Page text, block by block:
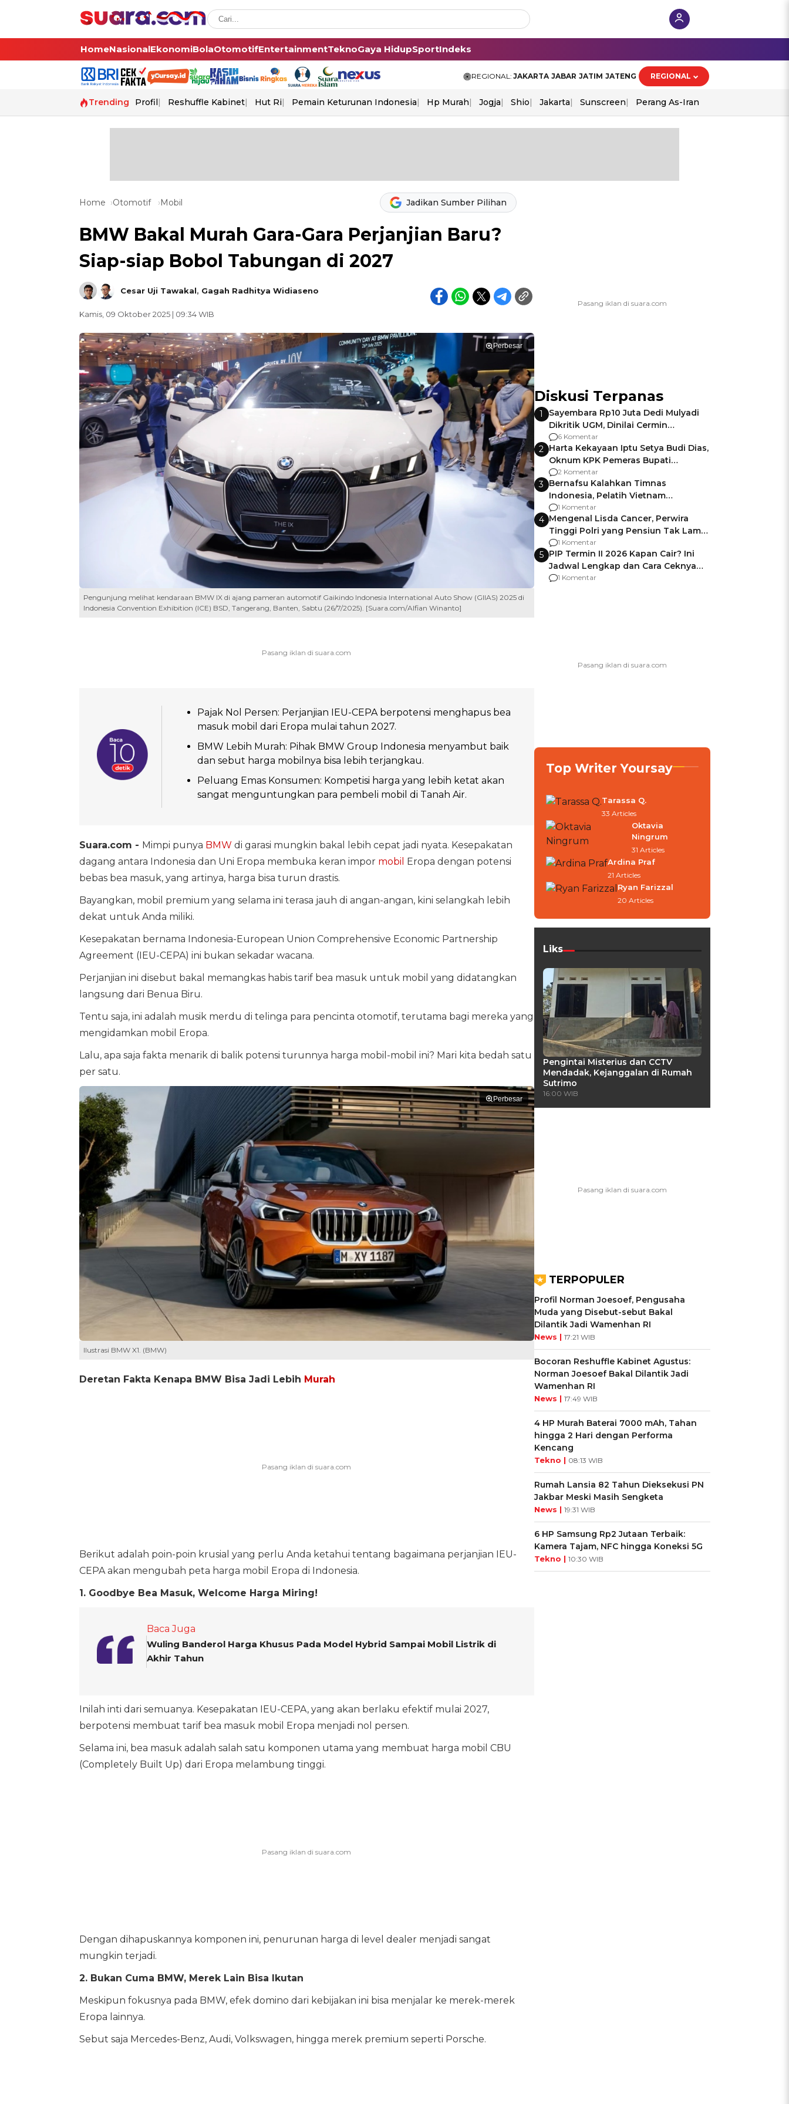
HomeNasionalEkonomiBolaOtomotifEntertainmentTeknoGaya HidupSportIndeks
REGIONAL: JAKARTA JABAR JATIM JATENG REGIONAL
Trending Profil Reshuffle Kabinet Hut Ri Pemain Keturunan Indonesia Hp Murah Jogja Shio Jakarta Sunscreen Perang As-Iran
Home Otomotif Mobil Jadikan Sumber Pilihan
BMW Bakal Murah Gara-Gara Perjanjian Baru?
Siap-siap Bobol Tabungan di 2027
Cesar Uji Tawakal, Gagah Radhitya Widiaseno
Kamis, 09 Oktober 2025 | 09:34 WIB
Perbesar
Pengunjung melihat kendaraan BMW IX di ajang pameran automotif Gaikindo Indonesia International Auto Show (GIIAS) 2025 di
Indonesia Convention Exhibition (ICE) BSD, Tangerang, Banten, Sabtu (26/7/2025). [Suara.com/Alfian Winanto]
Pajak Nol Persen: Perjanjian IEU-CEPA berpotensi menghapus bea
masuk mobil dari Eropa mulai tahun 2027.
BMW Lebih Murah: Pihak BMW Group Indonesia menyambut baik
dan sebut harga mobilnya bisa lebih terjangkau.
Peluang Emas Konsumen: Kompetisi harga yang lebih ketat akan
sangat menguntungkan para pembeli mobil di Tanah Air.
Suara.com - Mimpi punya BMW di garasi mungkin bakal lebih cepat jadi nyata. Kesepakatan
dagang antara Indonesia dan Uni Eropa membuka keran impor mobil Eropa dengan potensi
bebas bea masuk, yang artinya, harga bisa turun drastis.
Bayangkan, mobil premium yang selama ini terasa jauh di angan-angan, kini selangkah lebih
dekat untuk Anda miliki.
Kesepakatan bernama Indonesia-European Union Comprehensive Economic Partnership
Agreement (IEU-CEPA) ini bukan sekadar wacana.
Perjanjian ini disebut bakal memangkas habis tarif bea masuk untuk mobil yang didatangkan
langsung dari Benua Biru.
Tentu saja, ini adalah musik merdu di telinga para pencinta otomotif, terutama bagi mereka yang
mengidamkan mobil Eropa.
Lalu, apa saja fakta menarik di balik potensi turunnya harga mobil-mobil ini? Mari kita bedah satu
per satu.
Perbesar
Ilustrasi BMW X1. (BMW)
Deretan Fakta Kenapa BMW Bisa Jadi Lebih Murah
Berikut adalah poin-poin krusial yang perlu Anda ketahui tentang bagaimana perjanjian IEU-
CEPA akan mengubah peta harga mobil Eropa di Indonesia.
1. Goodbye Bea Masuk, Welcome Harga Miring!
Baca Juga
Wuling Banderol Harga Khusus Pada Model Hybrid Sampai Mobil Listrik di
Akhir Tahun
Inilah inti dari semuanya. Kesepakatan IEU-CEPA, yang akan berlaku efektif mulai 2027,
berpotensi membuat tarif bea masuk mobil Eropa menjadi nol persen.
Selama ini, bea masuk adalah salah satu komponen utama yang membuat harga mobil CBU
(Completely Built Up) dari Eropa melambung tinggi.
Dengan dihapuskannya komponen ini, penurunan harga di level dealer menjadi sangat
mungkin terjadi.
2. Bukan Cuma BMW, Merek Lain Bisa Ikutan
Meskipun fokusnya pada BMW, efek domino dari kebijakan ini bisa menjalar ke merek-merek
Eropa lainnya.
Sebut saja Mercedes-Benz, Audi, Volkswagen, hingga merek premium seperti Porsche.
Diskusi Terpanas
1
Sayembara Rp10 Juta Dedi Mulyadi
Dikritik UGM, Dinilai Cermin
Gagalnya Negara Jamin Keamanan
6 Komentar
2 Harta Kekayaan Iptu Setya Budi Dias,
Oknum KPK Pemeras Bupati
Pemalang
2 Komentar
3 Bernafsu Kalahkan Timnas
Indonesia, Pelatih Vietnam
Berencana Pakai Jimat di Pakansari
1 Komentar
4 Mengenal Lisda Cancer, Perwira
Tinggi Polri yang Pensiun Tak Lama
Usai Jadi Brigjen
1 Komentar
5 PIP Termin II 2026 Kapan Cair? Ini
Jadwal Lengkap dan Cara Ceknya
agar Dana Tidak Hangus!
1 Komentar
Top Writer Yoursay
Tarassa Q.
33 Articles
Oktavia
Ningrum
31 Articles
Ardina Praf
21 Articles
Ryan Farizzal
20 Articles
Liks
Pengintai Misterius dan CCTV
Mendadak, Kejanggalan di Rumah
Sutrimo
16:00 WIB
TERPOPULER
Profil Norman Joesoef, Pengusaha
Muda yang Disebut-sebut Bakal
Dilantik Jadi Wamenhan RI
News | 17:21 WIB
Bocoran Reshuffle Kabinet Agustus:
Norman Joesoef Bakal Dilantik Jadi
Wamenhan RI
News | 17:49 WIB
4 HP Murah Baterai 7000 mAh, Tahan
hingga 2 Hari dengan Performa
Kencang
Tekno | 08:13 WIB
Rumah Lansia 82 Tahun Dieksekusi PN
Jakbar Meski Masih Sengketa
News | 19:31 WIB
6 HP Samsung Rp2 Jutaan Terbaik:
Kamera Tajam, NFC hingga Koneksi 5G
Tekno | 10:30 WIB